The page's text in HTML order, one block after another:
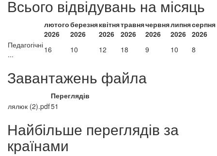
Всього відвідувань на місяць
лютого
2026
березня
2026
квітня
2026
травня
2026
червня
2026
липня
2026
серпня
2026
Педагогічні
...
16 10 12 18 9 10 8
Завантажень файла
Переглядів
лялюк (2).pdf51
Найбільше переглядів за
країнами